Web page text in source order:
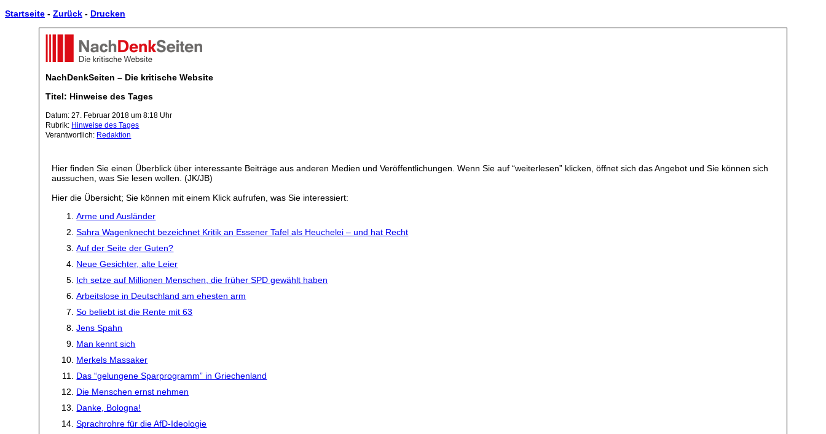
Startseite - Zurück - Drucken
NachDenkSeiten – Die kritische Website
Titel: Hinweise des Tages
Datum: 27. Februar 2018 um 8:18 Uhr
Rubrik: Hinweise des Tages
Verantwortlich: Redaktion
Hier finden Sie einen Überblick über interessante Beiträge aus anderen Medien und Veröffentlichungen. Wenn Sie auf “weiterlesen” klicken, öffnet sich das Angebot und Sie können sich
aussuchen, was Sie lesen wollen. (JK/JB)
Hier die Übersicht; Sie können mit einem Klick aufrufen, was Sie interessiert:
Arme und Ausländer
Sahra Wagenknecht bezeichnet Kritik an Essener Tafel als Heuchelei – und hat Recht
Auf der Seite der Guten?
Neue Gesichter, alte Leier
Ich setze auf Millionen Menschen, die früher SPD gewählt haben
Arbeitslose in Deutschland am ehesten arm
So beliebt ist die Rente mit 63
Jens Spahn
Man kennt sich
Merkels Massaker
Das “gelungene Sparprogramm” in Griechenland
Die Menschen ernst nehmen
Danke, Bologna!
Sprachrohre für die AfD-Ideologie